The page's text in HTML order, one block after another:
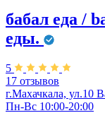
бабал еда /
еды.
5
17 отзывов
г.Махачкала, ул.10
Пн-Вс 10:00-20:00